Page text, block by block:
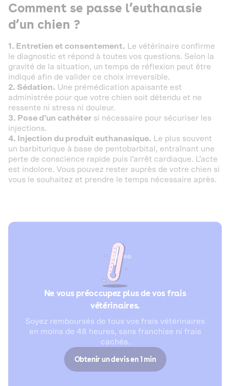
Comment se passe l’euthanasie
d’un chien ?
1. Entretien et consentement. Le vétérinaire confirme
le diagnostic et répond à toutes vos questions. Selon la
gravité de la situation, un temps de réflexion peut être
indiqué afin de valider ce choix irreversible.
2. Sédation. Une prémédication apaisante est
administrée pour que votre chien soit détendu et ne
ressente ni stress ni douleur.
3. Pose d’un cathéter si nécessaire pour sécuriser les
injections.
4. Injection du produit euthanasique. Le plus souvent
un barbiturique à base de pentobarbital, entraînant une
perte de conscience rapide puis l’arrêt cardiaque. L’acte
est indolore. Vous pouvez rester auprès de votre chien si
vous le souhaitez et prendre le temps nécessaire après.
Ne vous préoccupez plus de vos frais
vétérinaires.
Soyez remboursés de tous vos frais vétérinaires
en moins de 48 heures, sans franchise ni frais
cachés.
Obtenir un devis en 1 min